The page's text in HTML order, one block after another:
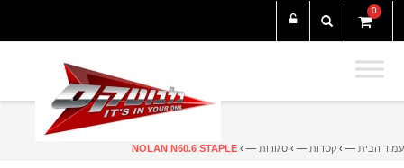
0
עמוד הבית — › קסדות — › סגורות — ›
NOLAN N60.6 STAPLE